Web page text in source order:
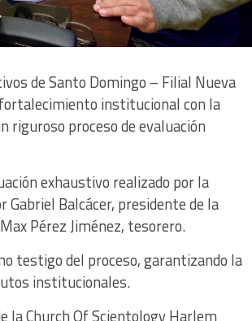
de Santo Domingo – Filial Nueva
institucional con la
riguroso proceso de evaluación
exhaustivo realizado por la
Gabriel Balcácer, presidente de la
Pérez Jiménez, tesorero.
testigo del proceso, garantizando la
institucionales.
la Church Of Scientology Harlem